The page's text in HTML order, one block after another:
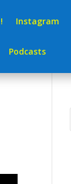
Instagram
Podcasts